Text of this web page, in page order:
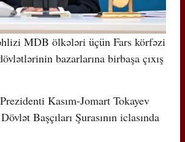
MDB ölkələri üçün Fars körfəzi
bazarlarına birbaşa çıxış
Kasım-Jomart Tokayev
Başçıları Şurasının iclasında